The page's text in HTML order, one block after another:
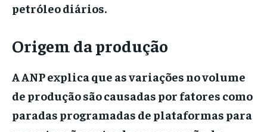
petróleo diários.
Origem da produção
A ANP explica que as variações no volume
de produção são causadas por fatores como
paradas programadas de plataformas para